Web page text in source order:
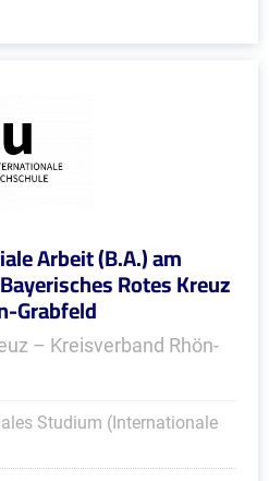
Arbeit (B.A.) am
Rotes Kreuz
Grabfeld
– Kreisverband Rhön-
Studium (Internationale